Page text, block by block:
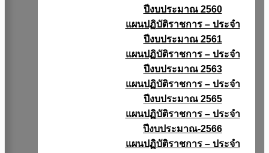
ปีงบประมาณ 2560
แผนปฏิบัติราชการ – ประจำ
ปีงบประมาณ 2561
แผนปฏิบัติราชการ – ประจำ
ปีงบประมาณ 2563
แผนปฏิบัติราชการ – ประจำ
ปีงบประมาณ 2565
แผนปฏิบัติราชการ – ประจำ
ปีงบประมาณ-2566
แผนปฏิบัติราชการ – ประจำ